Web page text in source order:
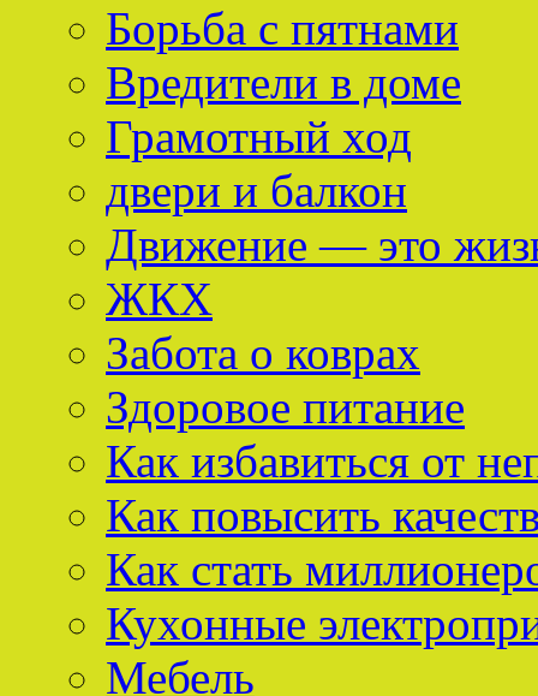
Борьба с пятнами
Вредители в доме
Грамотный ход
двери и балкон
Движение — это
ЖКХ
Забота о коврах
Здоровое питание
Как избавиться от
Как повысить
Как стать
Кухонные
Мебель